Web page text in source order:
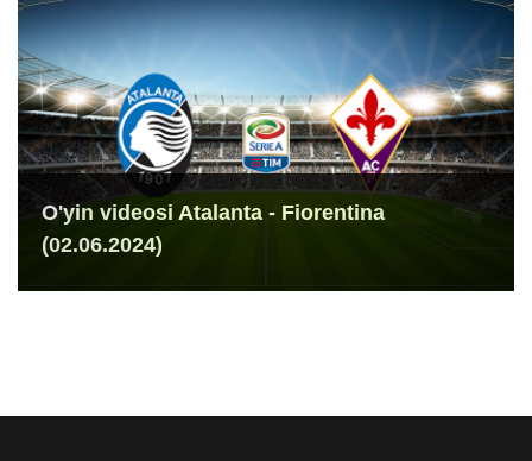
O'yin videosi Atalanta - Fiorentina
(02.06.2024)